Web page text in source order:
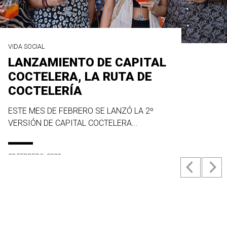
VIDA SOCIAL
LANZAMIENTO DE CAPITAL
COCTELERA, LA RUTA DE
COCTELERÍA
ESTE MES DE FEBRERO SE LANZÓ LA 2º
VERSIÓN DE CAPITAL COCTELERA...
23 FEBRERO, 2022